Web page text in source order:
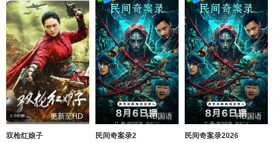
更新至HD
双枪红娘子
HD国语
民间奇案录2
HD国语
民间奇案录2026